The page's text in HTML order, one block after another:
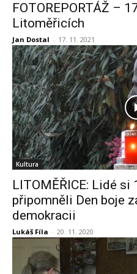
FOTOREPORTÁŽ –
Litoměřicích
Jan Dostal - 17. 11. 2021
Kultura
LITOMĚŘICE: Lidé si
připomněli Den boje
demokracii
Lukáš Fíla - 20. 11. 2020